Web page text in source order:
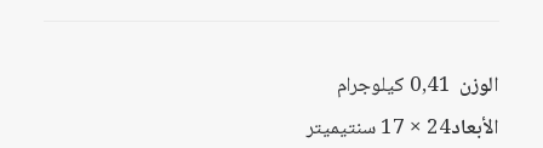
الوزن 0,41 كيلوجرام
الأبعاد24 × 17 سنتيميتر